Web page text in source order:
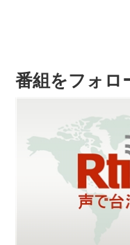
番組をフォロ